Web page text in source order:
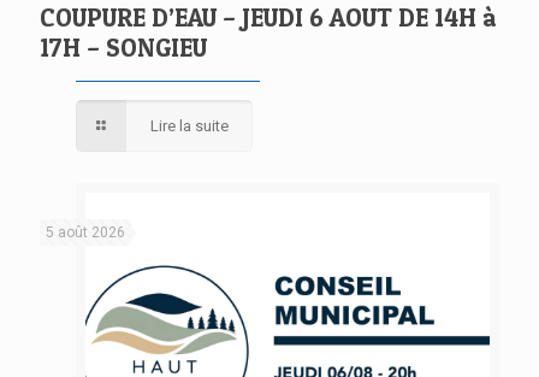
COUPURE D’EAU – JEUDI 6 AOUT DE 14H à
17H – SONGIEU
Lire la suite
5 août 2026